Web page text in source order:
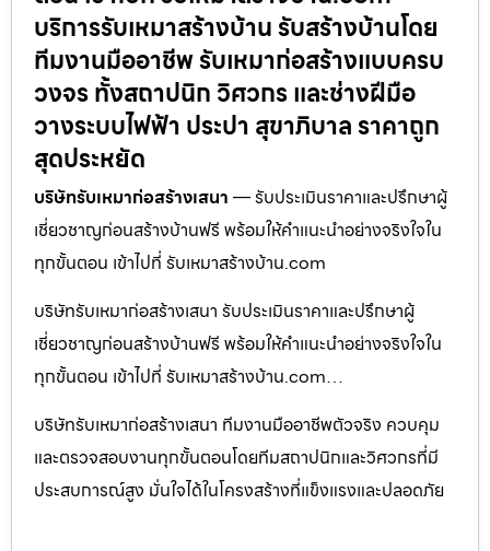
บริการรับเหมาสร้างบ้าน รับสร้างบ้านโดย
ทีมงานมืออาชีพ รับเหมาก่อสร้างแบบครบ
วงจร ทั้งสถาปนิก วิศวกร และช่างฝีมือ
วางระบบไฟฟ้า ประปา สุขาภิบาล ราคาถูก
สุดประหยัด
บริษัทรับเหมาก่อสร้างเสนา — รับประเมินราคาและปรึกษาผู้
เชี่ยวชาญก่อนสร้างบ้านฟรี พร้อมให้คำแนะนำอย่างจริงใจใน
ทุกขั้นตอน เข้าไปที่ รับเหมาสร้างบ้าน.com
บริษัทรับเหมาก่อสร้างเสนา รับประเมินราคาและปรึกษาผู้
เชี่ยวชาญก่อนสร้างบ้านฟรี พร้อมให้คำแนะนำอย่างจริงใจใน
ทุกขั้นตอน เข้าไปที่ รับเหมาสร้างบ้าน.com…
บริษัทรับเหมาก่อสร้างเสนา ทีมงานมืออาชีพตัวจริง ควบคุม
และตรวจสอบงานทุกขั้นตอนโดยทีมสถาปนิกและวิศวกรที่มี
ประสบการณ์สูง มั่นใจได้ในโครงสร้างที่แข็งแรงและปลอดภัย